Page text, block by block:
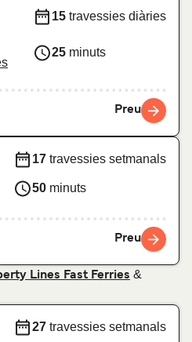
15 travessies diàries
25 minuts
Preu
17 travessies setmanals
50 minuts
Preu
Lines Fast Ferries &
27 travessies setmanals